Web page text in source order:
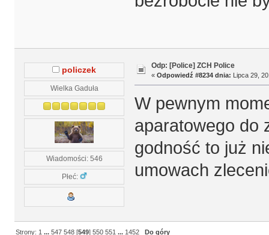
policzek
Wielka Gaduła
Wiadomości: 546
Płeć:
Odp: [Police] ZCH Police
« Odpowiedź #8234 dnia: Lipca 29,
W pewnym
aparatowego do
godność to już
umowach
Strony: 1 ...547 548 [549]550 551 ... 1452 Do góry